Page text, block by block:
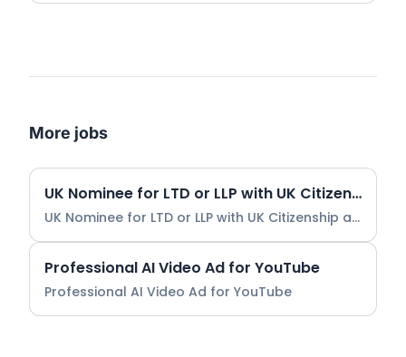
More jobs
UK Nominee for LTD or LLP with UK Citizenship and UK Address
UK Nominee for LTD or LLP with UK Citizenship and UK Address
Professional AI Video Ad for YouTube
Professional AI Video Ad for YouTube